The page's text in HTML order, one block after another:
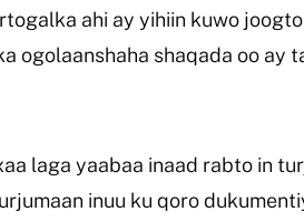
ahi ay yihiin kuwo
ogolaanshaha shaqada oo ay
laga yaabaa inaad rabto in
inuu ku qoro